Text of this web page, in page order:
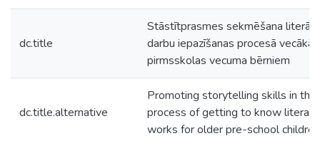
dc.title
Stāstītprasmes sekmēšana literāro
darbu iepazīšanas procesā vecākā
pirmsskolas vecuma bērniem
dc.title.alternative
Promoting storytelling skills in the
process of getting to know literary
works for older pre-school children